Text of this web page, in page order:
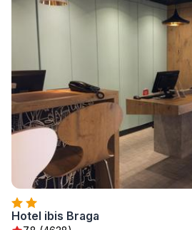
Hotel ibis Braga